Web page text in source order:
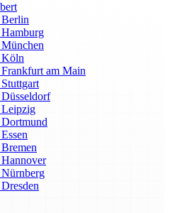
Köln
am Main
Leipzig